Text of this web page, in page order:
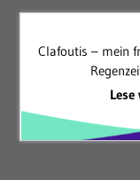
Clafoutis – mein